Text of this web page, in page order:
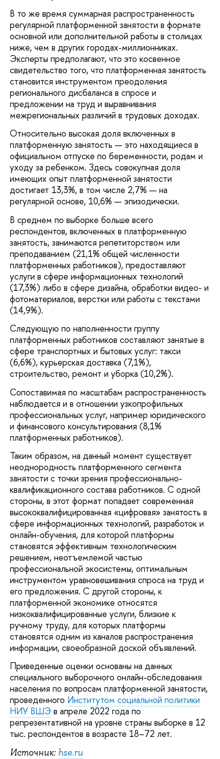
В то же время суммарная распространенность
регулярной платформенной занятости в формате
основной или дополнительной работы в столицах
ниже, чем в других городах-миллионниках.
Эксперты предполагают, что это косвенное
свидетельство того, что платформенная занятость
становится инструментом преодоления
регионального дисбаланса в спросе и
предложении на труд и выравнивания
межрегиональных различий в трудовых доходах.
Относительно высокая доля включенных в
платформенную занятость — это находящиеся в
официальном отпуске по беременности, родам и
уходу за ребенком. Здесь совокупная доля
имеющих опыт платформенной занятости
достигает 13,3%, в том числе 2,7% — на
регулярной основе, 10,6% — эпизодически.
В среднем по выборке больше всего
респондентов, включенных в платформенную
занятость, занимаются репетиторством или
преподаванием (21,1% общей численности
платформенных работников), предоставляют
услуги в сфере информационных технологий
(17,3%) либо в сфере дизайна, обработки видео- и
фотоматериалов, верстки или работы с текстами
(14,9%).
Следующую по наполненности группу
платформенных работников составляют занятые в
сфере транспортных и бытовых услуг: такси
(6,6%), курьерская доставка (7,1%),
строительство, ремонт и уборка (10,2%).
Сопоставимая по масштабам распространенность
наблюдается и в отношении узкопрофильных
профессиональных услуг, например юридического
и финансового консультирования (8,1%
платформенных работников).
Таким образом, на данный момент существует
неоднородность платформенного сегмента
занятости с точки зрения профессионально-
квалификационного состава работников. С одной
стороны, в этот формат попадает современная
высококвалифицированная «цифровая» занятость в
сфере информационных технологий, разработок и
онлайн-обучения, для которой платформы
становятся эффективным технологическим
решением, неотъемлемой частью
профессиональной экосистемы, оптимальным
инструментом уравновешивания спроса на труд и
его предложения. С другой стороны, к
платформенной экономике относятся
низкоквалифицированные услуги, близкие к
ручному труду, для которых платформы
становятся одним из каналов распространения
информации, своеобразной доской объявлений.
Приведенные оценки основаны на данных
специального выборочного онлайн-обследования
населения по вопросам платформенной занятости,
проведенного Институтом социальной политики
НИУ ВШЭ в апреле 2022 года по
репрезентативной на уровне страны выборке в 12
тыс. респондентов в возрасте 18–72 лет.
Источник: hse.ru